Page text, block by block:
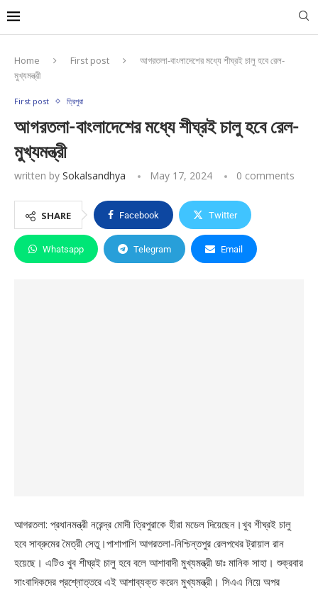
Home First post
আগরতলা-বাংলাদেশের মধ্যে শীঘ্রই চালু হবে রেল-
মুখ্যমন্ত্রী
First post ত্রিপুরা
আগরতলা-বাংলাদেশের মধ্যে শীঘ্রই চালু হবে রেল-
মুখ্যমন্ত্রী
written by Sokalsandhya May 17, 2024 0 comments
SHARE Facebook Twitter
Whatsapp Telegram Email
আগরতলা: প্রধানমন্ত্রী নরেন্দ্র মোদী ত্রিপুরাকে হীরা মডেল দিয়েছেন।খুব শীঘ্রই চালু
হবে সাব্রুমের মৈত্রী সেতু।পাশাপাশি আগরতলা-নিশ্চিন্তপুর রেলপথের ট্রায়াল রান
হয়েছে। এটিও খুব শীঘ্রই চালু হবে বলে আশাবাদী মুখ্যমন্ত্রী ডাঃ মানিক সাহা। শুক্রবার
সাংবাদিকদের প্রশ্নোত্তরে এই আশাব্যক্ত করেন মুখ্যমন্ত্রী। সিএএ নিয়ে অপর